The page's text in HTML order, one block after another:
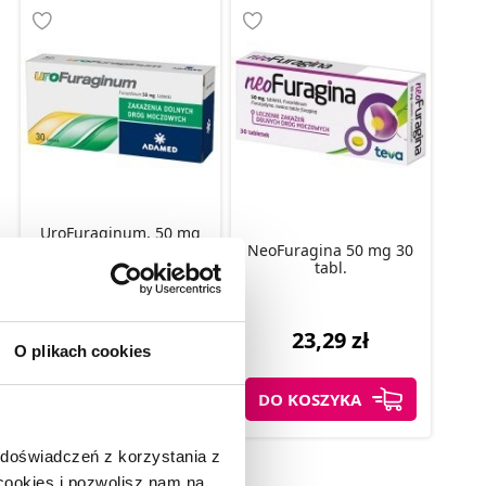
O plikach cookies
z korzystania z
i pozwolisz nam na
UroFuraginum, 50 mg
dróg moczowych
15,99 zł
NeoFuragina 50 mg 30
tabl.
23,29 zł
DO KOSZYKA